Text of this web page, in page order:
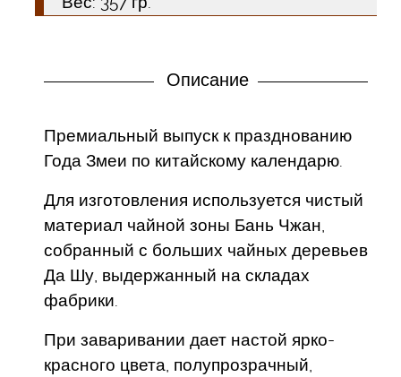
Описание
Премиальный выпуск к празднованию
Года Змеи по китайскому календарю.
Для изготовления используется чистый
материал чайной зоны Бань Чжан,
собранный с больших чайных деревьев
Да Шу, выдержанный на складах
фабрики.
При заваривании дает настой ярко-
красного цвета, полупрозрачный,